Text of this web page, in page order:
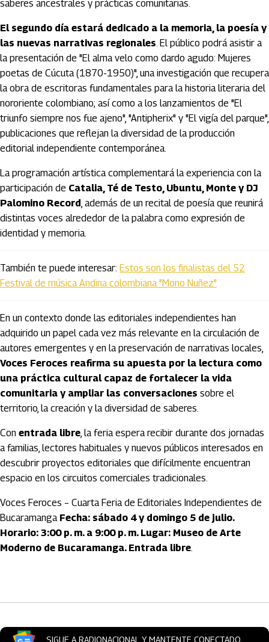
saberes ancestrales y prácticas comunitarias.
El segundo día estará dedicado a la memoria, la poesía y
las nuevas narrativas regionales. El público podrá asistir a
la presentación de "El alma velo como dardo agudo: Mujeres
poetas de Cúcuta (1870-1950)", una investigación que recupera
la obra de escritoras fundamentales para la historia literaria del
nororiente colombiano; así como a los lanzamientos de "El
triunfo siempre nos fue ajeno", "Antipherix" y "El vigía del parque",
publicaciones que reflejan la diversidad de la producción
editorial independiente contemporánea.
La programación artística complementará la experiencia con la
participación de Catalia, Té de Testo, Ubuntu, Monte y DJ
Palomino Record, además de un recital de poesía que reunirá
distintas voces alrededor de la palabra como expresión de
identidad y memoria.
También te puede interesar: Estos son los finalistas del 52
Festival de música Andina colombiana "Mono Nuñez"
En un contexto donde las editoriales independientes han
adquirido un papel cada vez más relevante en la circulación de
autores emergentes y en la preservación de narrativas locales,
Voces Feroces reafirma su apuesta por la lectura como
una práctica cultural capaz de fortalecer la vida
comunitaria y ampliar las conversaciones sobre el
territorio, la creación y la diversidad de saberes.
Con entrada libre, la feria espera recibir durante dos jornadas
a familias, lectores habituales y nuevos públicos interesados en
descubrir proyectos editoriales que difícilmente encuentran
espacio en los circuitos comerciales tradicionales.
Voces Feroces – Cuarta Feria de Editoriales Independientes de
Bucaramanga Fecha: sábado 4 y domingo 5 de julio.
Horario: 3:00 p. m. a 9:00 p. m. Lugar: Museo de Arte
Moderno de Bucaramanga. Entrada libre.
SIGUE A RADIONACIONAL Y MANTENTE CONECTADO